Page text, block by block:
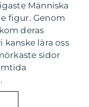
Människa
figur. Genom
deras
lära oss
sidor